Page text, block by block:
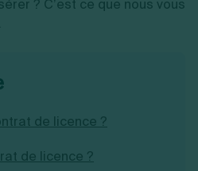
du dirigeant
? C’est ce que nous vous
de licence ?
de licence ?